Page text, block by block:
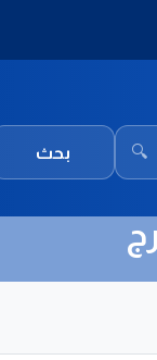
🔍 بحث